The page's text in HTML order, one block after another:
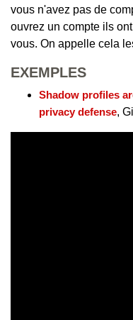
vous n'avez pas de
ouvrez un compte ils
vous. On appelle cela
EXEMPLES
Shadow profiles
privacy defense,